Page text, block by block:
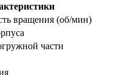
вращения (об/мин)
части